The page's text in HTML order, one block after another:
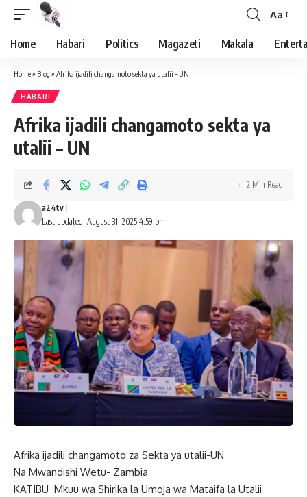
Font
Resizer
Aa
Home Habari Politics Magazeti Makala
Home» Blog » Afrika ijadili changamoto sekta ya utalii – UN
HABARI
Afrika ijadili changamoto sekta ya
utalii – UN
Last updated: August 31, 2025 4:59 pm
a24tv
2 Min Read
Afrika ijadili changamoto za Sekta ya utalii-UN
Na Mwandishi Wetu- Zambia
KATIBU Mkuu wa Shirika la Umoja wa Mataifa la Utalii